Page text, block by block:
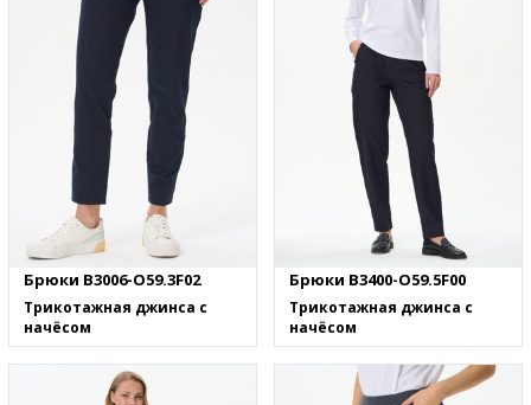
Брюки B3006-O59.3F02
Трикотажная джинса с
начёсом
Брюки B3400-O59.5F00
Трикотажная джинса с
начёсом